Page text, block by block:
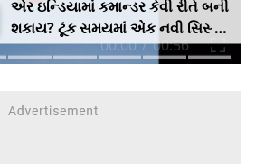
એર ઇન્ડિયામાં કમાન્ડર કેવી રીતે બની
શકાય? ટૂંક સમયમાં એક નવી સિસ્ટમ
લાગુ કરવામાં આવશે, જેમાં AI